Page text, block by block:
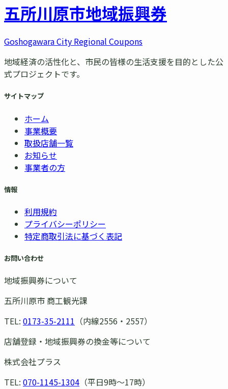
五所川原市地域振興券
Goshogawara City Regional Coupons
地域経済の活性化と、市民の皆様の生活支援を目的とした公
式プロジェクトです。
サイトマップ
ホーム
事業概要
取扱店舗一覧
お知らせ
事業者の方
情報
利用規約
プライバシーポリシー
特定商取引法に基づく表記
お問い合わせ
地域振興券について
五所川原市 商工観光課
TEL: 0173-35-2111 （内線2556・2557）
店舗登録・地域振興券の換金等について
株式会社プラス
TEL: 070-1145-1304 （平日9時〜17時）